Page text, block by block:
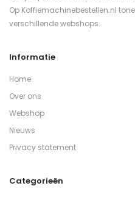
Op Koffiemachinebestellen.nl
verschillende webshops.
Informatie
Home
Over ons
Webshop
Nieuws
Privacy statement
Categorieën